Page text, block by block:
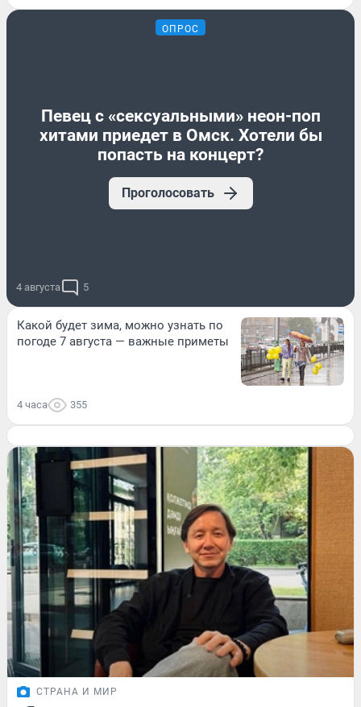
ОПРОС
Певец с «сексуальными» неон-поп
хитами приедет в Омск. Хотели бы
попасть на концерт?
Проголосовать
4 августа 5
Какой будет зима, можно узнать по
погоде 7 августа — важные приметы
4 часа 355
СТРАНА И МИР